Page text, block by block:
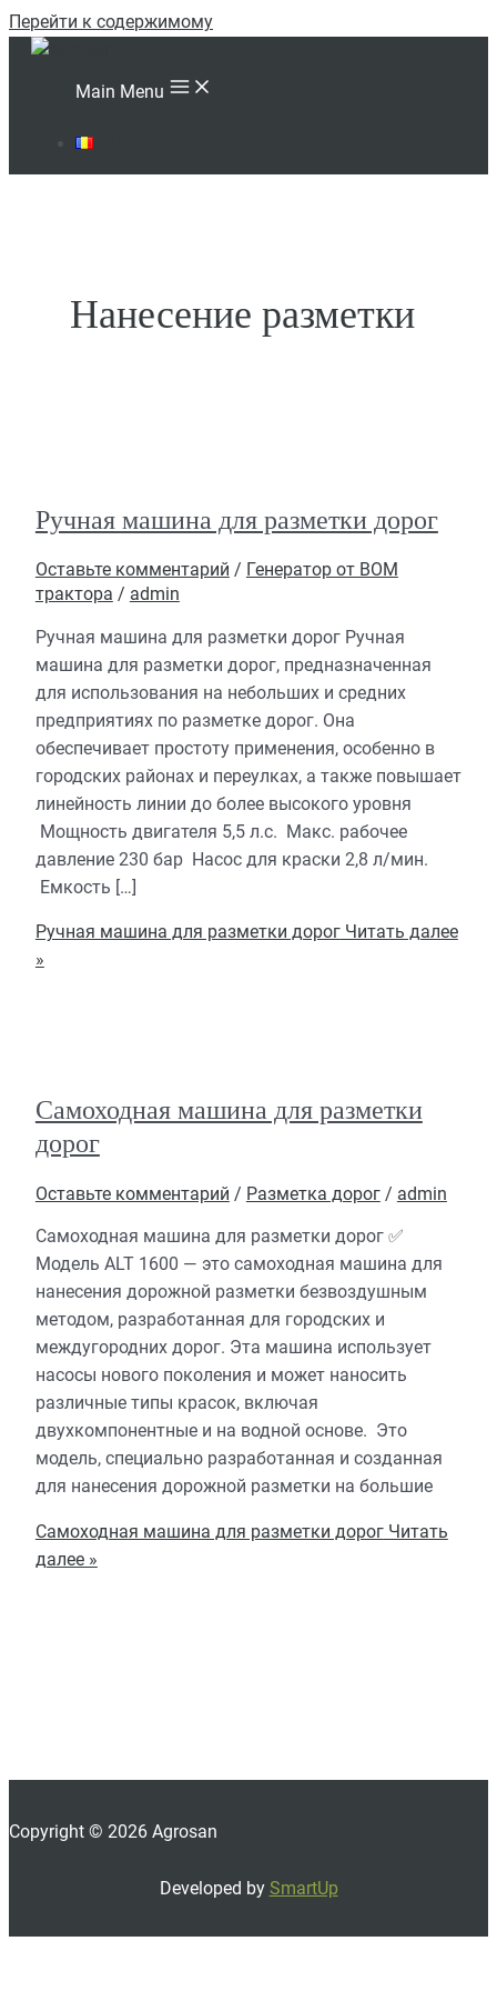
Перейти к содержимому
Main Menu
Нанесение разметки
Ручная машина для разметки дорог
Оставьте комментарий / Генератор от ВОМ
трактора / admin
Ручная машина для разметки дорог Ручная
машина для разметки дорог, предназначенная
для использования на небольших и средних
предприятиях по разметке дорог. Она
обеспечивает простоту применения, особенно в
городских районах и переулках, а также повышает
линейность линии до более высокого уровня
Мощность двигателя 5,5 л.с. Макс. рабочее
давление 230 бар Насос для краски 2,8 л/мин.
Емкость […]
Ручная машина для разметки дорогЧитать далее
»
Самоходная машина для разметки
дорог
Оставьте комментарий / Разметка дорог/ admin
Самоходная машина для разметки дорог ✅
Модель ALT 1600 — это самоходная машина для
нанесения дорожной разметки безвоздушным
методом, разработанная для городских и
междугородних дорог. Эта машина использует
насосы нового поколения и может наносить
различные типы красок, включая
двухкомпонентные и на водной основе. Это
модель, специально разработанная и созданная
для нанесения дорожной разметки на большие
Самоходная машина для разметки дорогЧитать
далее »
Copyright © 2026 Agrosan
Developed by SmartUp